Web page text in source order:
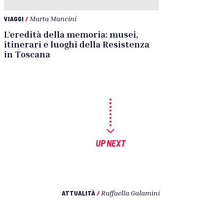
VIAGGI / Marta Mancini
L’eredità della memoria: musei,
itinerari e luoghi della Resistenza
in Toscana
UP NEXT
ATTUALITÀ / Raffaella Galamini